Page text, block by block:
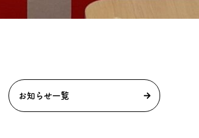
お知らせ一覧